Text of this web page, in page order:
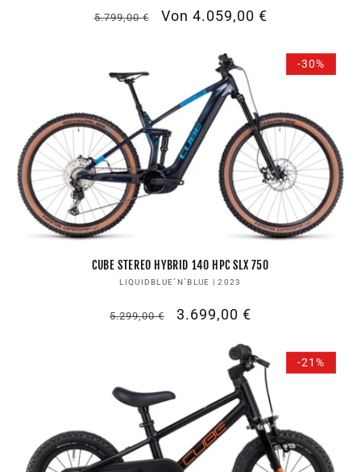
Normaler
5.799,00 € Verkaufspreis
Von 4.059,00 €
-30%
CUBE STEREO HYBRID 140 HPC SLX 750
Anbieter:
LIQUIDBLUE´N´BLUE | 2023
Normaler
5.299,00 € Verkaufspreis
3.699,00 €
-21%